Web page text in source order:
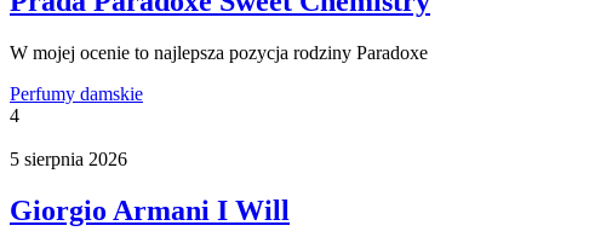
W mojej ocenie to najlepsza pozycja rodziny Paradoxe
Perfumy damskie
4
5 sierpnia 2026
Giorgio Armani I Will